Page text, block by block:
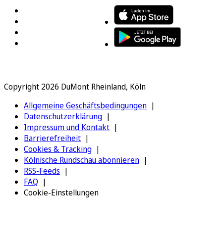
Copyright 2026 DuMont Rheinland, Köln
Allgemeine Geschäftsbedingungen
Datenschutzerklärung
Impressum und Kontakt
Barrierefreiheit
Cookies & Tracking
Kölnische Rundschau abonnieren
RSS-Feeds
FAQ
Cookie-Einstellungen